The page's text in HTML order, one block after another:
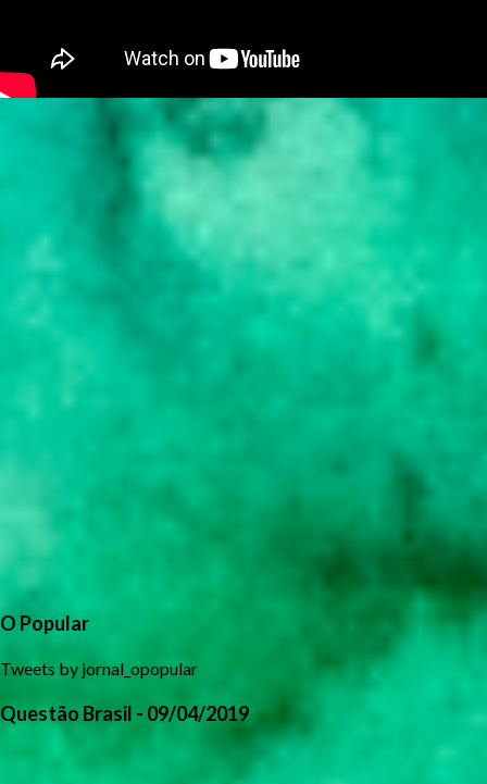
O Popular
Tweets by jornal_opopular
Questão Brasil - 09/04/2019